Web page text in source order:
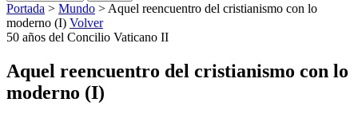
Portada > Mundo > Aquel reencuentro del cristianismo con lo
moderno (I) Volver
50 años del Concilio Vaticano II
Aquel reencuentro del cristianismo con lo
moderno (I)